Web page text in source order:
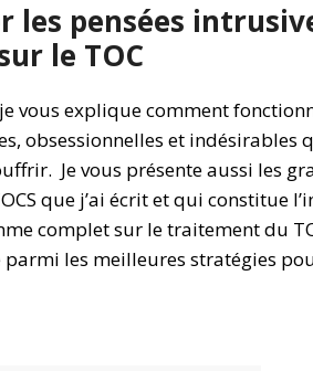
les pensées
le TOC
vous explique comment
obsessionnelles et indésirables
Je vous présente aussi les
que j’ai écrit et qui constitue
complet sur le traitement du
les meilleures stratégies